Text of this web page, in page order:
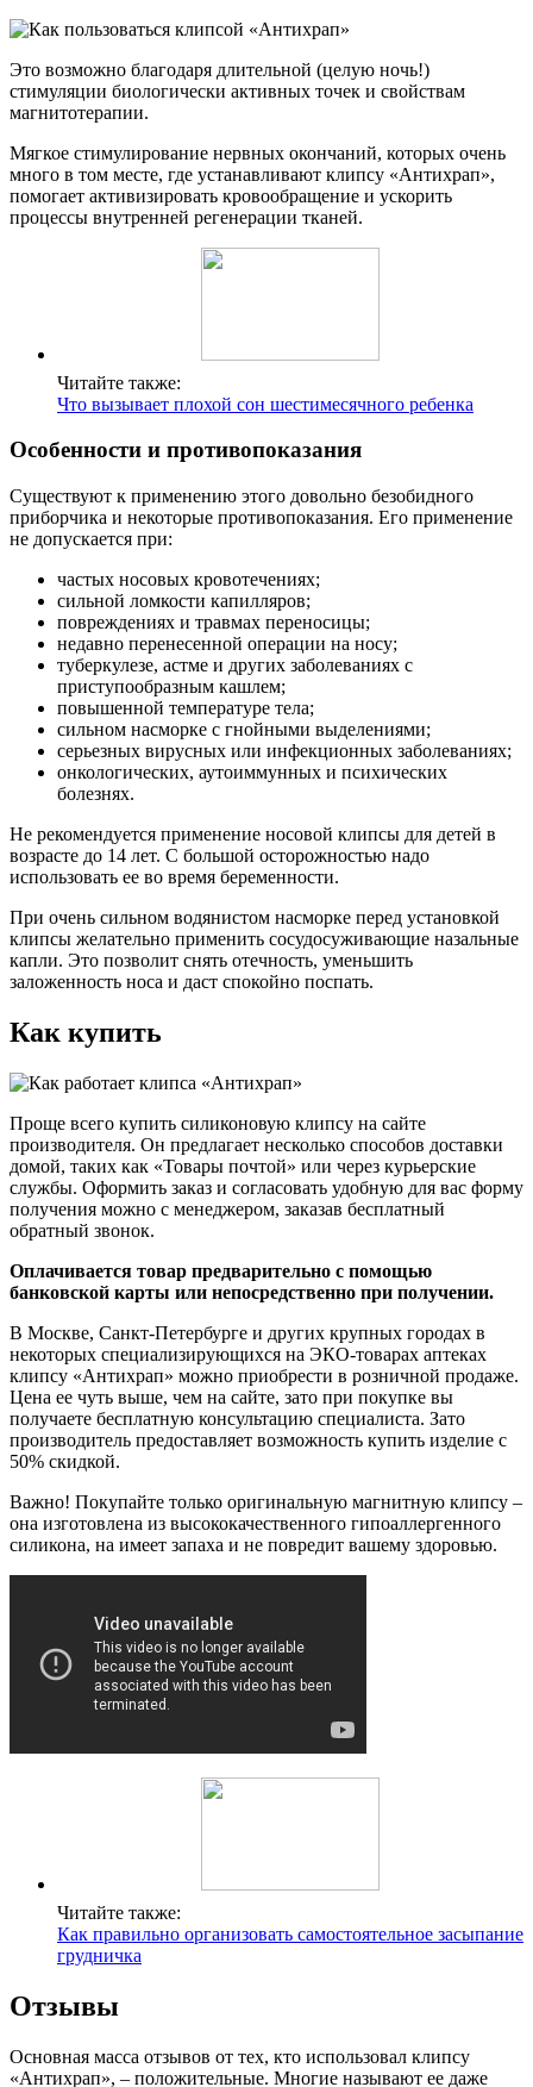
Это возможно благодаря длительной (целую ночь!)
стимуляции биологически активных точек и свойствам
магнитотерапии.
Мягкое стимулирование нервных окончаний, которых очень
много в том месте, где устанавливают клипсу «Антихрап»,
помогает активизировать кровообращение и ускорить
процессы внутренней регенерации тканей.
Читайте также:
Что вызывает плохой сон шестимесячного ребенка
Особенности и противопоказания
Существуют к применению этого довольно безобидного
приборчика и некоторые противопоказания. Его применение
не допускается при:
частых носовых кровотечениях;
сильной ломкости капилляров;
повреждениях и травмах переносицы;
недавно перенесенной операции на носу;
туберкулезе, астме и других заболеваниях с
приступообразным кашлем;
повышенной температуре тела;
сильном насморке с гнойными выделениями;
серьезных вирусных или инфекционных заболеваниях;
онкологических, аутоиммунных и психических
болезнях.
Не рекомендуется применение носовой клипсы для детей в
возрасте до 14 лет. С большой осторожностью надо
использовать ее во время беременности.
При очень сильном водянистом насморке перед установкой
клипсы желательно применить сосудосуживающие назальные
капли. Это позволит снять отечность, уменьшить
заложенность носа и даст спокойно поспать.
Как купить
Проще всего купить силиконовую клипсу на сайте
производителя. Он предлагает несколько способов доставки
домой, таких как «Товары почтой» или через курьерские
службы. Оформить заказ и согласовать удобную для вас форму
получения можно с менеджером, заказав бесплатный
обратный звонок.
Оплачивается товар предварительно с помощью
банковской карты или непосредственно при получении.
В Москве, Санкт-Петербурге и других крупных городах в
некоторых специализирующихся на ЭКО-товарах аптеках
клипсу «Антихрап» можно приобрести в розничной продаже.
Цена ее чуть выше, чем на сайте, зато при покупке вы
получаете бесплатную консультацию специалиста. Зато
производитель предоставляет возможность купить изделие с
50% скидкой.
Важно! Покупайте только оригинальную магнитную клипсу –
она изготовлена из высококачественного гипоаллергенного
силикона, на имеет запаха и не повредит вашему здоровью.
Читайте также:
Как правильно организовать самостоятельное засыпание
грудничка
Отзывы
Основная масса отзывов от тех, кто использовал клипсу
«Антихрап», – положительные. Многие называют ее даже